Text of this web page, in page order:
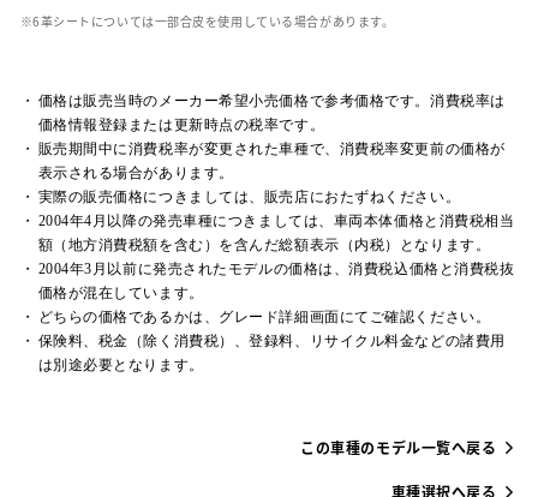
革シートについては一部合皮を使用している場合があります。
価格は販売当時のメーカー希望小売価格で参考価格です。消費税率は
価格情報登録または更新時点の税率です。
販売期間中に消費税率が変更された車種で、消費税率変更前の価格が
表示される場合があります。
実際の販売価格につきましては、販売店におたずねください。
2004年4月以降の発売車種につきましては、車両本体価格と消費税相当
額（地方消費税額を含む）を含んだ総額表示（内税）となります。
2004年3月以前に発売されたモデルの価格は、消費税込価格と消費税抜
価格が混在しています。
どちらの価格であるかは、グレード詳細画面にてご確認ください。
保険料、税金（除く消費税）、登録料、リサイクル料金などの諸費用
は別途必要となります。
この車種のモデル一覧へ戻る
車種選択へ戻る